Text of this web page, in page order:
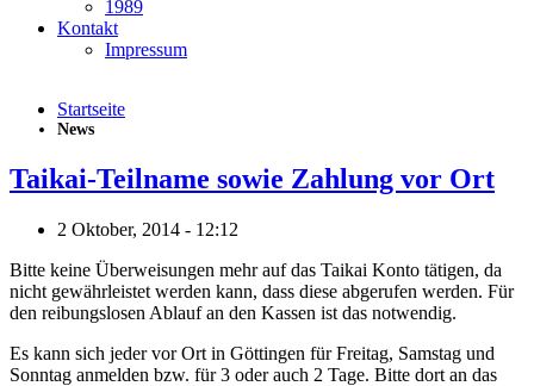
1989
Kontakt
Impressum
Startseite
News
Taikai-Teilname sowie Zahlung vor Ort
2 Oktober, 2014 - 12:12
Bitte keine Überweisungen mehr auf das Taikai Konto tätigen, da
nicht gewährleistet werden kann, dass diese abgerufen werden. Für
den reibungslosen Ablauf an den Kassen ist das notwendig.
Es kann sich jeder vor Ort in Göttingen für Freitag, Samstag und
Sonntag anmelden bzw. für 3 oder auch 2 Tage. Bitte dort an das